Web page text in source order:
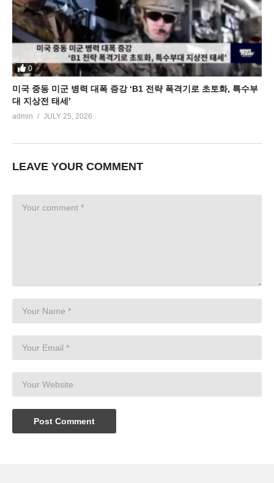
0
미국 중동 미군 병력 대폭 증강 ‘B1 전략 폭격기로 초토화, 특수부
대 지상전 태세’
admin JULY 25, 2026
LEAVE YOUR COMMENT